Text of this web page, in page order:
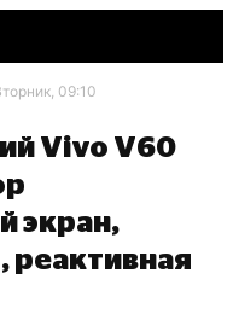
09:10
Vivo V60
экран,
реактивная